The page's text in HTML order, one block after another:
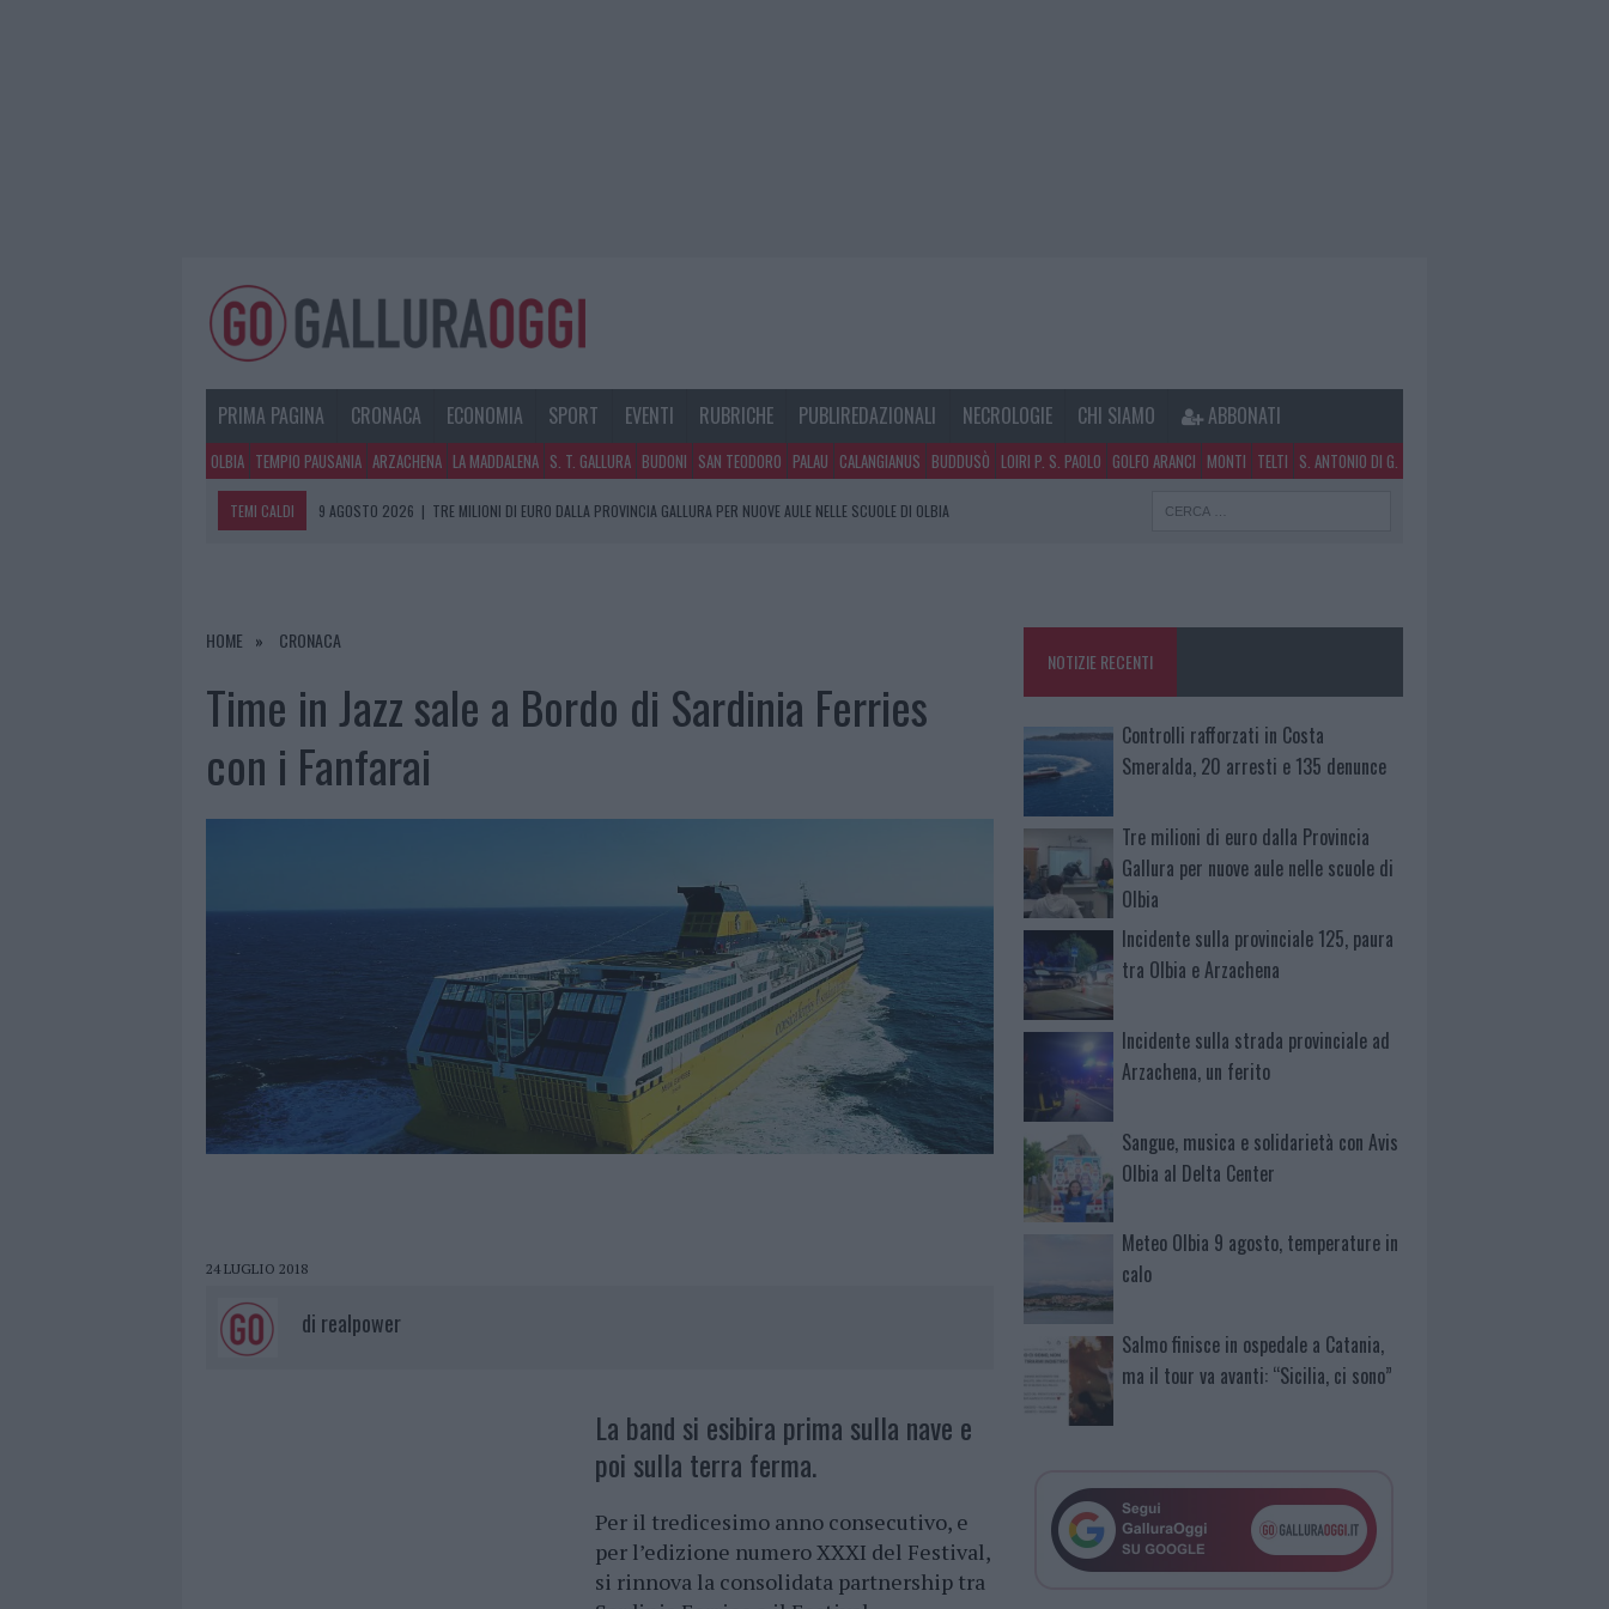
PRIMA PAGINA CRONACA ECONOMIA SPORT EVENTI RUBRICHE PUBLIREDAZIONALI NECROLOGIE CHI SIAMO ABBONATI
OLBIA TEMPIO PAUSANIA ARZACHENA LA MADDALENA S. T. GALLURA BUDONI SAN TEODORO PALAU CALANGIANUS BUDDUSÒ LOIRI P. S. PAOLO GOLFO ARANCI MONTI TELTI S. ANTONIO DI G.
TEMI CALDI 9 AGOSTO 2026 | TRE MILIONI DI EURO DALLA PROVINCIA GALLURA PER NUOVE AULE NELLE SCUOLE DI OLBIA
8 AGOSTO 2026
|
HOME CRONACA
Time in Jazz sale a Bordo di Sardinia Ferries
con i Fanfarai
24 LUGLIO 2018
di realpower
La band si esibira prima sulla nave e
poi sulla terra ferma.
Per il tredicesimo anno consecutivo, e
per l’edizione numero XXXI del Festival,
si rinnova la consolidata partnership tra
NOTIZIE RECENTI
Controlli rafforzati in Costa
Smeralda, 20 arresti e 135 denunce
Tre milioni di euro dalla Provincia
Gallura per nuove aule nelle scuole di
Olbia
Incidente sulla provinciale 125, paura
tra Olbia e Arzachena
Incidente sulla strada provinciale ad
Arzachena, un ferito
Sangue, musica e solidarietà con Avis
Olbia al Delta Center
Meteo Olbia 9 agosto, temperature in
calo
Salmo finisce in ospedale a Catania,
ma il tour va avanti: “Sicilia, ci sono”